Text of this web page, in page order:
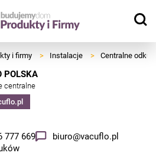
i firmy > Instalacje > Centralne
POLSKA
centralne
777 669
biuro@vacuflo.pl